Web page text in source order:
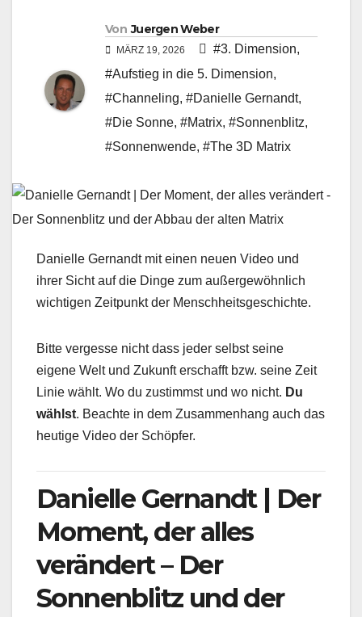
Von Juergen Weber
MÄRZ 19, 2026 #3. Dimension,
#Aufstieg in die 5. Dimension,
#Channeling, #Danielle Gernandt,
#Die Sonne, #Matrix, #Sonnenblitz,
#Sonnenwende, #The 3D Matrix
Danielle Gernandt mit einen neuen Video und
ihrer Sicht auf die Dinge zum außergewöhnlich
wichtigen Zeitpunkt der Menschheitsgeschichte.
Bitte vergesse nicht dass jeder selbst seine
eigene Welt und Zukunft erschafft bzw. seine Zeit
Linie wählt. Wo du zustimmst und wo nicht. Du
wählst. Beachte in dem Zusammenhang auch das
heutige Video der Schöpfer.
Danielle Gernandt | Der
Moment, der alles
verändert – Der
Sonnenblitz und der